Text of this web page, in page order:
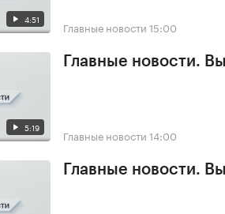
4:51 Главные новости 15:00
5:19
Главные новости.
Главные новости 14:00
Главные новости.